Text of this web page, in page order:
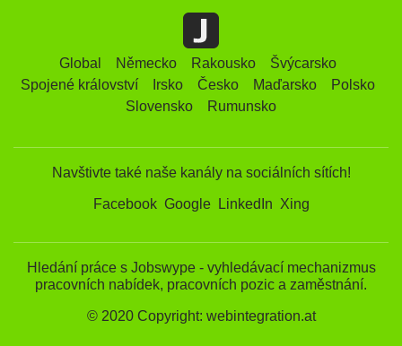
Global Německo Rakousko
Švýcarsko
Spojené království
Irsko Česko Maďarsko
Polsko
Slovensko
Rumunsko
Navštivte také naše kanály na sociálních sítích!
Facebook Google LinkedIn Xing
Hledání práce s Jobswype - vyhledávací mechanizmus
pracovních nabídek, pracovních pozic a zaměstnání.
© 2020 Copyright: webintegration.at